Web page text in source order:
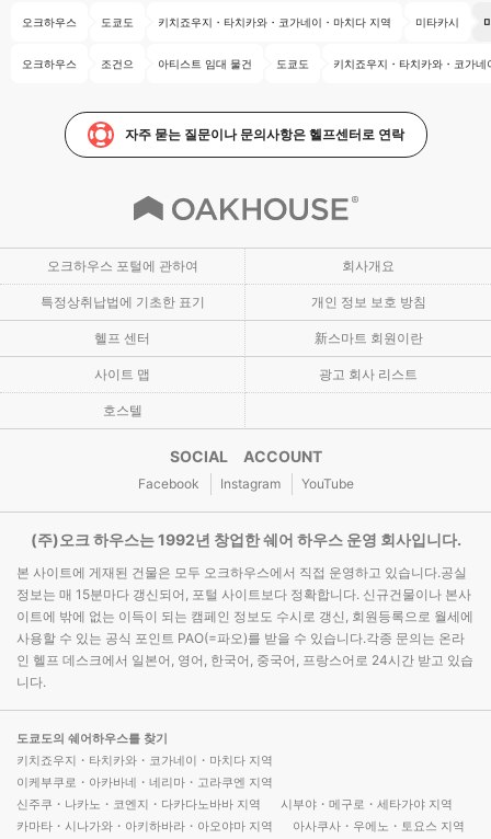
오크하우스 도쿄도 키치죠우지・타치카와・코가네이・마치다 지역 미타카시
오크하우스 조건으 아티스트 임대 물건 도쿄도 키치죠우지・타치카와・코가네
자주 묻는 질문이나 문의사항은 헬프센터로 연락
오크하우스 포털에 관하여 회사개요
특정상취납법에 기초한 표기 개인 정보 보호 방침
헬프 센터 新스마트 회원이란
사이트 맵 광고 회사 리스트
호스텔
SOCIAL ACCOUNT
Facebook Instagram YouTube
(주)오크 하우스는 1992년 창업한 쉐어 하우스 운영 회사입니다.
본 사이트에 게재된 건물은 모두 오크하우스에서 직접 운영하고 있습니다.공실
정보는 매 15분마다 갱신되어, 포털 사이트보다 정확합니다. 신규건물이나 본사
이트에 밖에 없는 이득이 되는 캠페인 정보도 수시로 갱신, 회원등록으로 월세에
사용할 수 있는 공식 포인트 PAO(=파오)를 받을 수 있습니다.각종 문의는 온라
인 헬프 데스크에서 일본어, 영어, 한국어, 중국어, 프랑스어로 24시간 받고 있습
니다.
도쿄도의 쉐어하우스를 찾기
키치죠우지・타치카와・코가네이・마치다 지역
이케부쿠로・아카바네・네리마・고라쿠엔 지역
신주쿠・나카노・코엔지・다카다노바바 지역
시부야・메구로・세타가야 지역
카마타・시나가와・아키하바라・아오야마 지역
아사쿠사・우에노・토요스 지역